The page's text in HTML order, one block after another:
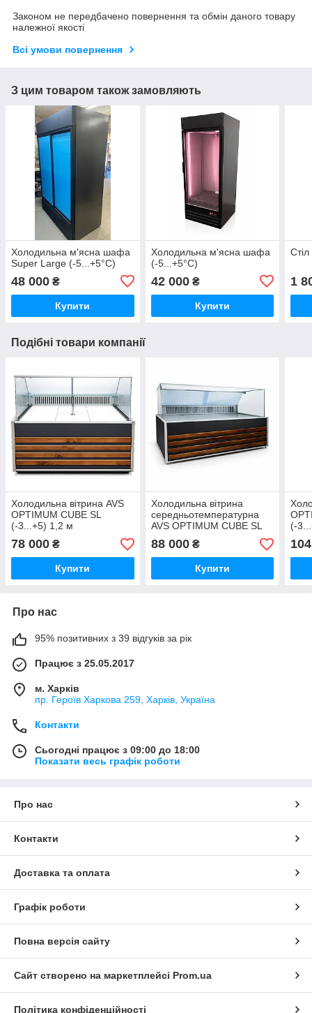
Законом не передбачено повернення та обмін даного товару
належної якості
Всі умови повернення
З цим товаром також замовляють
Холодильна м'ясна шафа
Super Large (-5...+5°C)
48 000 ₴
Купити
Холодильна м'ясна шафа
(-5...+5°C)
42 000₴
Купити
1
Подібні товари компанії
Холодильна вітрина AVS
OPTIMUM CUBE SL
(-3...+5) 1,2 м
78 000 ₴
Купити
Холодильна вітрина
середньотемпературна
AVS OPTIMUM CUBE SL
2,0 м
88 000₴
Купити
(-
Про нас
95% позитивних з 39 відгуків за рік
Працює з 25.05.2017
м. Харків
пр. Героїв Харкова 259, Харків, Україна
Контакти
Сьогодні працює з 09:00 до 18:00
Показати весь графік роботи
Про нас
Контакти
Доставка та оплата
Графік роботи
Повна версія сайту
Сайт створено на маркетплейсі Prom.ua
Політика конфіденційності